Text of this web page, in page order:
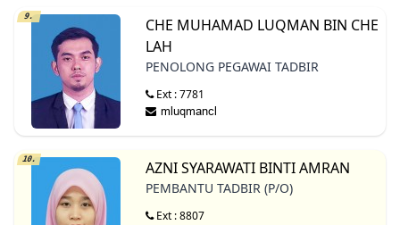
9.
CHE MUHAMAD LUQMAN BIN CHE
LAH
PENOLONG PEGAWAI TADBIR
Ext : 7781
10. AZNI SYARAWATI BINTI AMRAN
PEMBANTU TADBIR (P/O)
Ext : 8807